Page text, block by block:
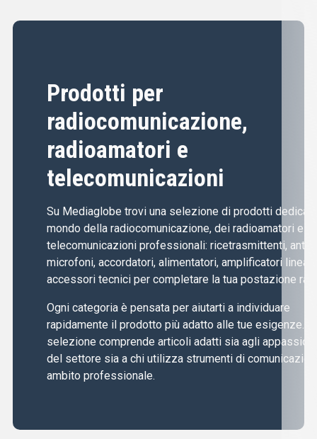
Prodotti per
radiocomunicazione,
radioamatori e
telecomunicazioni
Su Mediaglobe trovi una selezione di prodotti dedicati
mondo della radiocomunicazione, dei radioamatori e
telecomunicazioni professionali: ricetrasmittenti,
microfoni, accordatori, alimentatori, amplificatori
accessori tecnici per completare la tua postazione
Ogni categoria è pensata per aiutarti a individuare
rapidamente il prodotto più adatto alle tue esigenze.
selezione comprende articoli adatti sia agli
del settore sia a chi utilizza strumenti di
ambito professionale.